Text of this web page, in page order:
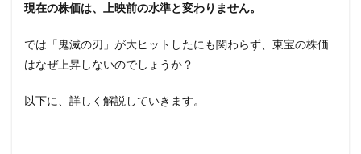
現在の株価は、上映前の水準と変わりません。
では「鬼滅の刃」が大ヒットしたにも関わらず、東宝の株価
はなぜ上昇しないのでしょうか？
以下に、詳しく解説していきます。